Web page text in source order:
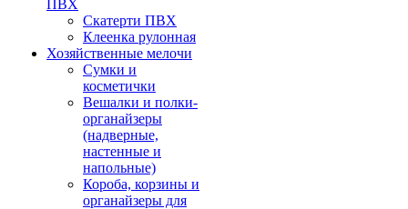
ПВХ
Скатерти ПВХ
Клеенка рулонная
Хозяйственные мелочи
Сумки и
косметички
Вешалки и полки-
органайзеры
(надверные,
настенные и
напольные)
Короба, корзины и
органайзеры для